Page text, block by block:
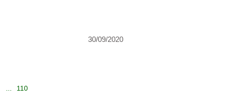
30/09/2020
110